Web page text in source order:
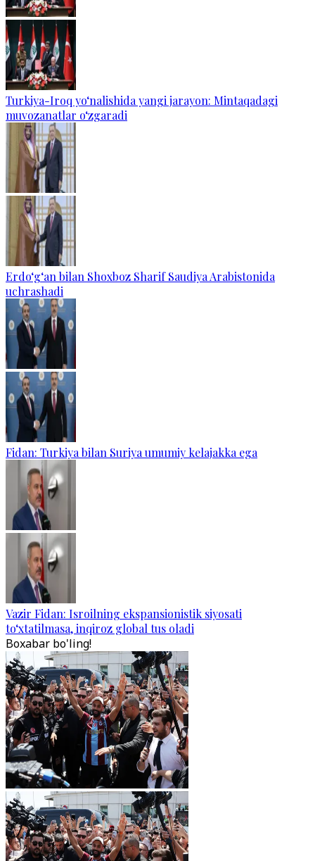
Turkiya-Iroq yo‘nalishida yangi jarayon: Mintaqadagi
muvozanatlar o‘zgaradi
Erdo‘g‘an bilan Shoxboz Sharif Saudiya Arabistonida
uchrashadi
Fidan: Turkiya bilan Suriya umumiy kelajakka ega
Vazir Fidan: Isroilning ekspansionistik siyosati
to‘xtatilmasa, inqiroz global tus oladi
Boxabar bo'ling!